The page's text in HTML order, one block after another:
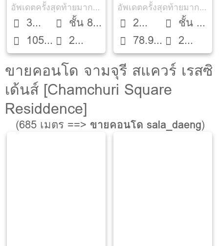
อัพเดตครั้งสุดท้ายมากกว่า 30 วัน
3
Beds105
ตรม.
ชั้น 8
ตึก C
2
ห้องน้ำ
อัพเดตครั้งสุดท้ายมากกว่า 30 วัน
2
Beds78.99
ตรม.
ชั้น 4
ตึก C
2
ห้องน้ำ
ขายคอนโด จามจุรี สแควร์ เรสซิ
เด้นส์ [Chamchuri Square
Residdence]
(685 เมตร ==> ขายคอนโด sala_daeng)